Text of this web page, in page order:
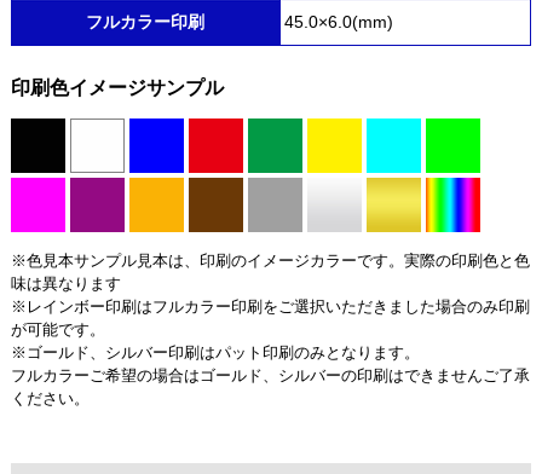
フルカラー印刷 45.0×6.0(mm)
印刷色イメージサンプル
※色見本サンプル見本は、印刷のイメージカラーです。実際の印刷色と色
味は異なります
※レインボー印刷はフルカラー印刷をご選択いただきました場合のみ印刷
が可能です。
※ゴールド、シルバー印刷はパット印刷のみとなります。
フルカラーご希望の場合はゴールド、シルバーの印刷はできませんご了承
ください。